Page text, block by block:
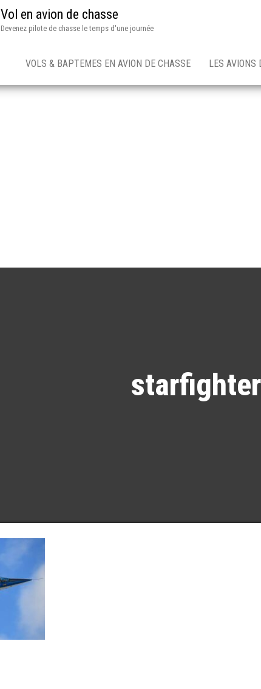
Vol en avion de chasse
Devenez pilote de chasse le temps d'une journée
VOLS & BAPTEMES EN AVION DE CHASSE LES AVIONS